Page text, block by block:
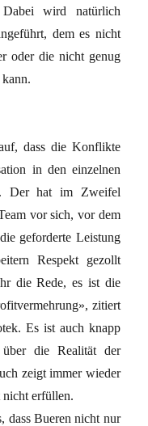
Dabei wird natürlich
dem es nicht
oder die nicht genug
dass die Konflikte
in den einzelnen
Der hat im Zweifel
vor sich, vor dem
geforderte Leistung
Respekt gezollt
die Rede, es ist die
zitiert
Es ist auch knapp
über die Realität der
zeigt immer wieder
nicht erfüllen.
dass Bueren nicht nur